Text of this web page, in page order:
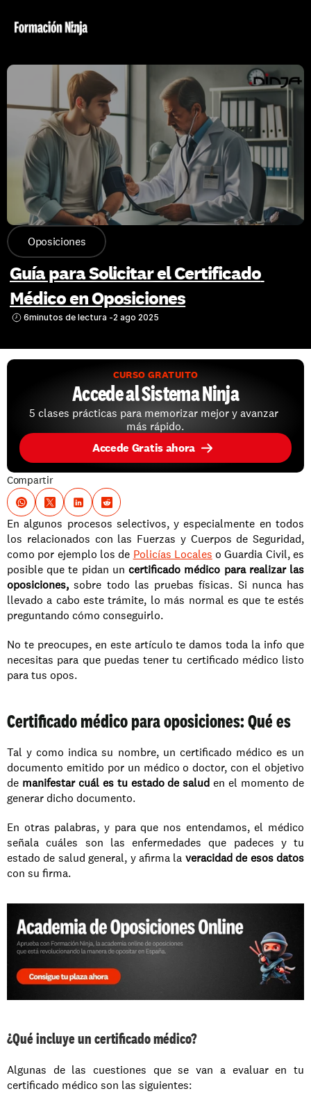
Oposiciones
Guía para Solicitar el Certificado
Médico en Oposiciones
6minutos de lectura -2 ago 2025
CURSO GRATUITO
Accede al Sistema Ninja
5 clases prácticas para memorizar mejor y avanzar
más rápido.
Accede Gratis ahora
Compartir
En algunos procesos selectivos, y especialmente en todos
los relacionados con las Fuerzas y Cuerpos de Seguridad,
como por ejemplo los de Policías Locales o Guardia Civil, es
posible que te pidan un certificado médico para realizar las
oposiciones, sobre todo las pruebas físicas. Si nunca has
llevado a cabo este trámite, lo más normal es que te estés
preguntando cómo conseguirlo.
No te preocupes, en este artículo te damos toda la info que
necesitas para que puedas tener tu certificado médico listo
para tus opos.
Certificado médico para oposiciones: Qué es
Tal y como indica su nombre, un certificado médico es un
documento emitido por un médico o doctor, con el objetivo
de manifestar cuál es tu estado de salud en el momento de
generar dicho documento.
En otras palabras, y para que nos entendamos, el médico
señala cuáles son las enfermedades que padeces y tu
estado de salud general, y afirma la veracidad de esos datos
con su firma.
¿Qué incluye un certificado médico?
Algunas de las cuestiones que se van a evaluar en tu
certificado médico son las siguientes: